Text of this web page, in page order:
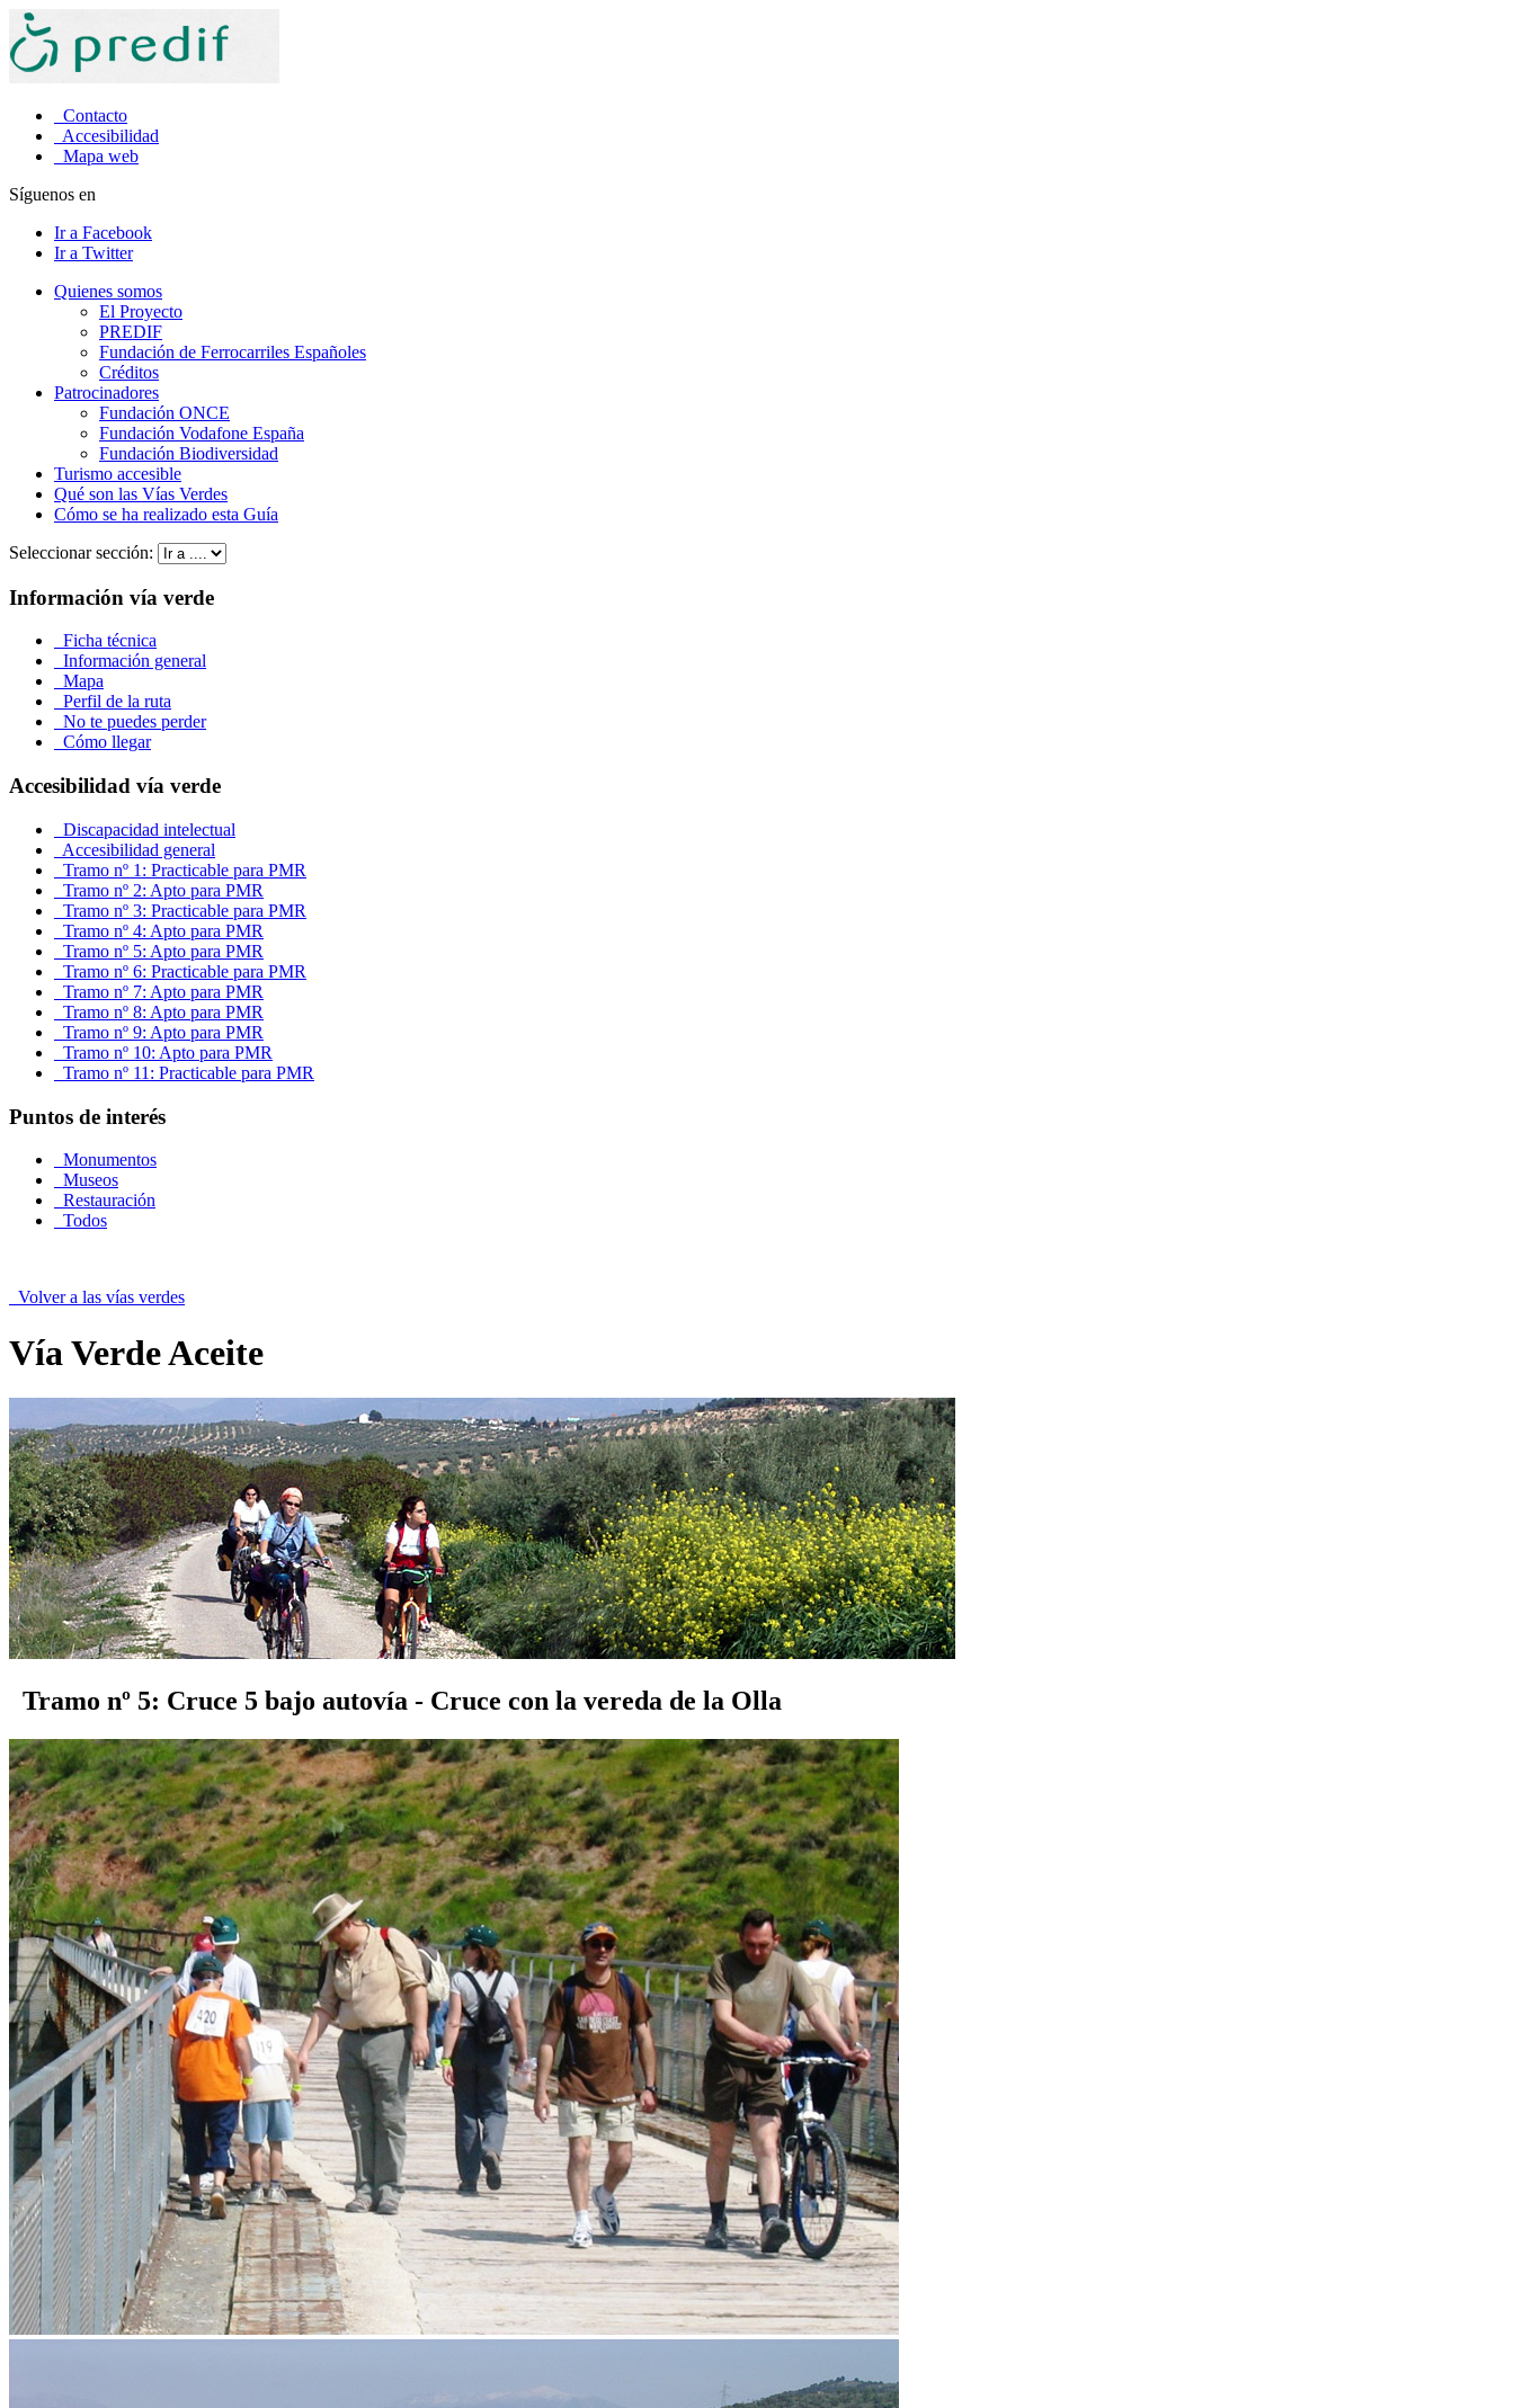
Contacto
Accesibilidad
Mapa web
Síguenos en
Ir a Facebook
Ir a Twitter
Quienes somos
El Proyecto
PREDIF
Fundación de Ferrocarriles Españoles
Créditos
Patrocinadores
Fundación ONCE
Fundación Vodafone España
Fundación Biodiversidad
Turismo accesible
Qué son las Vías Verdes
Cómo se ha realizado esta Guía
Seleccionar sección:
Información vía verde
Ficha técnica
Información general
Mapa
Perfil de la ruta
No te puedes perder
Cómo llegar
Accesibilidad vía verde
Discapacidad intelectual
Accesibilidad general
Tramo nº 1: Practicable para PMR
Tramo nº 2: Apto para PMR
Tramo nº 3: Practicable para PMR
Tramo nº 4: Apto para PMR
Tramo nº 5: Apto para PMR
Tramo nº 6: Practicable para PMR
Tramo nº 7: Apto para PMR
Tramo nº 8: Apto para PMR
Tramo nº 9: Apto para PMR
Tramo nº 10: Apto para PMR
Tramo nº 11: Practicable para PMR
Puntos de interés
Monumentos
Museos
Restauración
Todos
Volver a las vías verdes
Vía Verde Aceite
Tramo nº 5: Cruce 5 bajo autovía - Cruce con la vereda de la Olla